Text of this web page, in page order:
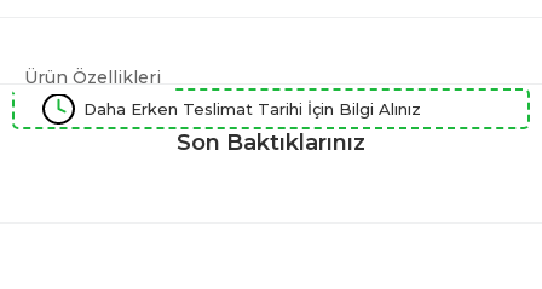
Ürün Özellikleri
Daha Erken Teslimat Tarihi İçin Bilgi Alınız
Son Baktıklarınız